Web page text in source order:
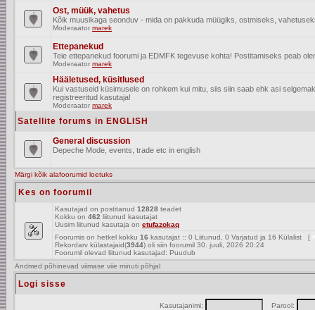
Ost, müük, vahetus
Kõik muusikaga seonduv - mida on pakkuda müügiks, ostmiseks,
Moderaator marek
Ettepanekud
Teie ettepanekud foorumi ja EDMFK tegevuse kohta! Postitamiseks peab
Moderaator marek
Hääletused, küsitlused
Kui vastuseid küsimusele on rohkem kui mitu, siis siin saab ehk asi
registreeritud kasutaja!
Moderaator marek
Satellite forums in ENGLISH
General discussion
Depeche Mode, events, trade etc in english
Märgi kõik alafoorumid loetuks
Kes on foorumil
Kasutajad on postitanud 12828 teadet
Kokku on 462 liitunud kasutajat
Uusim liitunud kasutaja on etufazokaq
Foorumis on hetkel kokku 16 kasutajat :: 0 Liitunud, 0 Varjatud ja 16 Külalist [
Rekordarv külastajaid(3944) oli siin foorumil 30. juuli, 2026 20:24
Foorumil olevad liitunud kasutajad: Puudub
Andmed põhinevad viimase viie minuti põhjal
Logi sisse
Kasutajanimi: Parool: